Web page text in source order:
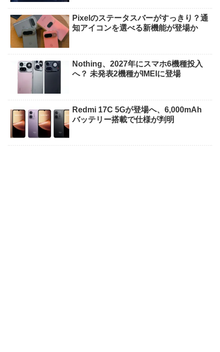
Pixelのステータスバーがすっきり？通
知アイコンを選べる新機能が登場か
Nothing、2027年にスマホ6機種投入
へ？ 未発表2機種がIMEIに登場
Redmi 17C 5Gが登場へ、6,000mAh
バッテリー搭載で仕様が判明